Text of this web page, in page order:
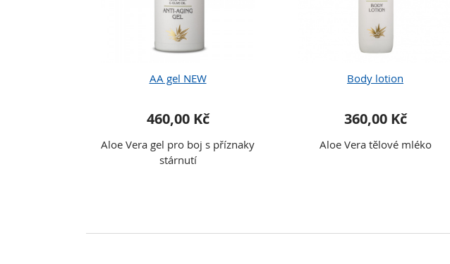
AA gel NEW
460,00 Kč
Aloe Vera gel pro boj s příznaky
stárnutí
Body lotion
360,00 Kč
Aloe Vera tělové mléko